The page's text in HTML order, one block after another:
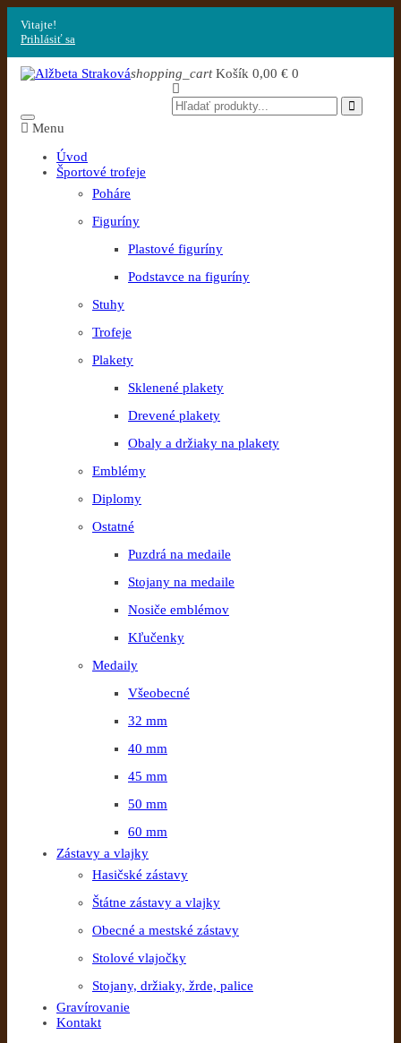
Vitajte!
Prihlásiť sa
shopping_cart Košík 0,00 € 0
Menu
Úvod
Športové trofeje
Poháre
Figuríny
Plastové figuríny
Podstavce na figuríny
Stuhy
Trofeje
Plakety
Sklenené plakety
Drevené plakety
Obaly a držiaky na plakety
Emblémy
Diplomy
Ostatné
Puzdrá na medaile
Stojany na medaile
Nosiče emblémov
Kľučenky
Medaily
Všeobecné
32 mm
40 mm
45 mm
50 mm
60 mm
Zástavy a vlajky
Hasičské zástavy
Štátne zástavy a vlajky
Obecné a mestské zástavy
Stolové vlajočky
Stojany, držiaky, žrde, palice
Gravírovanie
Kontakt